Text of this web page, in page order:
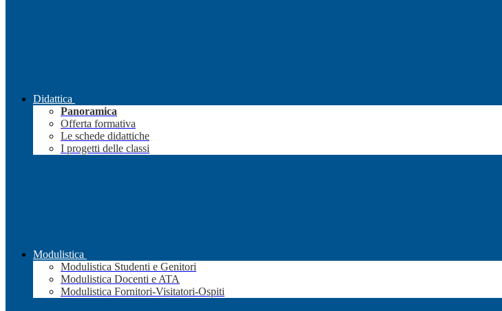
Didattica
Panoramica
Offerta formativa
Le schede didattiche
I progetti delle classi
Modulistica
Modulistica Studenti e Genitori
Modulistica Docenti e ATA
Modulistica Fornitori-Visitatori-Ospiti